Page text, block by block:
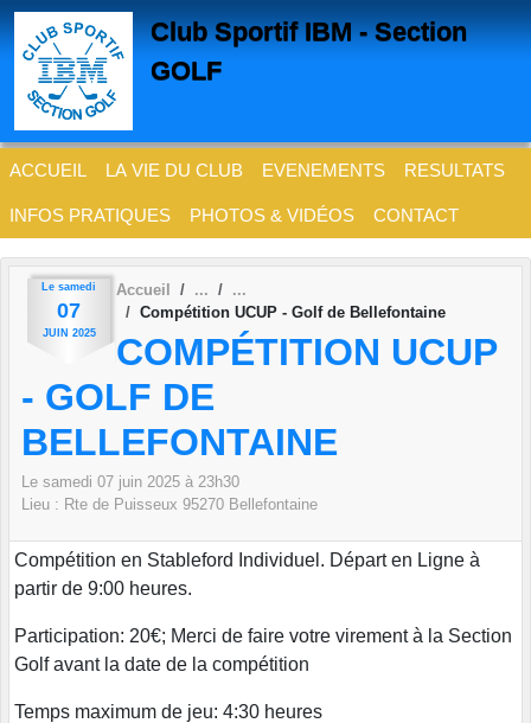
Club Sportif IBM - Section
GOLF
ACCUEIL LA VIE DU CLUB EVENEMENTS RESULTATS
INFOS PRATIQUES PHOTOS & VIDÉOS CONTACT
Le samedi
07
JUIN 2025
Accueil
Compétition UCUP - Golf de Bellefontaine
COMPÉTITION UCUP
- GOLF DE
BELLEFONTAINE
Le samedi 07 juin 2025 à 23h30
Lieu : Rte de Puisseux 95270 Bellefontaine
Compétition en Stableford Individuel. Départ en Ligne à
partir de 9:00 heures.
Participation: 20€; Merci de faire votre virement à la Section
Golf avant la date de la compétition
Temps maximum de jeu: 4:30 heures
Panneau de gestion des cookies